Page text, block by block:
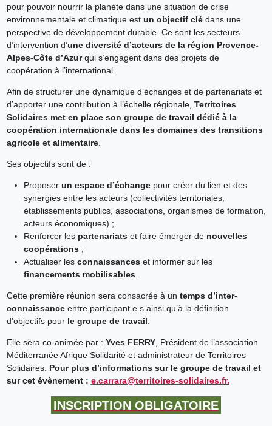
pour pouvoir nourrir la planète dans une situation de crise
environnementale et climatique est un objectif clédans une
perspective de développement durable. Ce sont les secteurs
d’intervention d’une diversité d’acteurs de la région Provence-
Alpes-Côte d’Azurqui s’engagent dans des projets de
coopération à l’international.
Afin de structurer une dynamique d’échanges et de partenariats et
d’apporter une contribution à l’échelle régionale, Territoires
Solidaires met en place son groupe de travail dédié à la
coopération internationale dans les domaines des transitions
agricole et alimentaire.
Ses objectifs sont de :
Proposer un espace d’échangepour créer du lien et des
synergies entre les acteurs (collectivités territoriales,
établissements publics, associations, organismes de formation,
acteurs économiques) ;
Renforcer les partenariats et faire émerger de nouvelles
coopérations;
Actualiser les connaissances et informer sur les
financements mobilisables.
Cette première réunion sera consacrée à un temps d’inter-
connaissanceentre participant.e.s ainsi qu’à la définition
d’objectifs pour le groupe de travail.
Elle sera co-animée par : Yves FERRY, Président de l’association
Méditerranée Afrique Solidarité et administrateur de Territoires
Solidaires. Pour plus d’informations sur le groupe de travail et
sur cet évènement : e.carrara@territoires-solidaires.fr.
INSCRIPTION OBLIGATOIRE